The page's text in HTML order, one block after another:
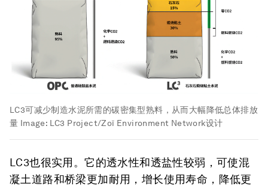
LC3可减少制造水泥所需的碳密集型熟料，从而大幅降低总体排放
量 Image: LC3 Project/Zoï Environment Network设计
LC3也很实用。它的透水性和透盐性较弱，可使混
凝土道路和桥梁更加耐用，增长使用寿命，降低更